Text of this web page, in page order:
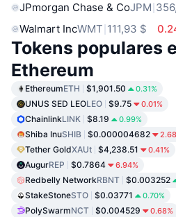
JPmorgan Chase & CoJPM
Walmart IncWMT 111,93 $
Tokens populares
Ethereum
EthereumETH $1,901.50 0.31%
UNUS SED LEOLEO $9.75 0.01%
ChainlinkLINK $8.19 0.99%
Shiba InuSHIB $0.000004682
Tether GoldXAUt $4,238.51 0.41%
AugurREP $0.7864 6.94%
Redbelly NetworkRBNT $0.003252
StakeStoneSTO $0.03771 0.70%
PolySwarmNCT $0.004529 0.68%